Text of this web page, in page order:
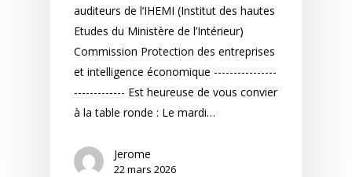
auditeurs de l’IHEMI (Institut des hautes
Etudes du Ministère de l’Intérieur)
Commission Protection des entreprises
et intelligence économique ----------------
------------- Est heureuse de vous convier
à la table ronde : Le mardi…
Jerome
22 mars 2026